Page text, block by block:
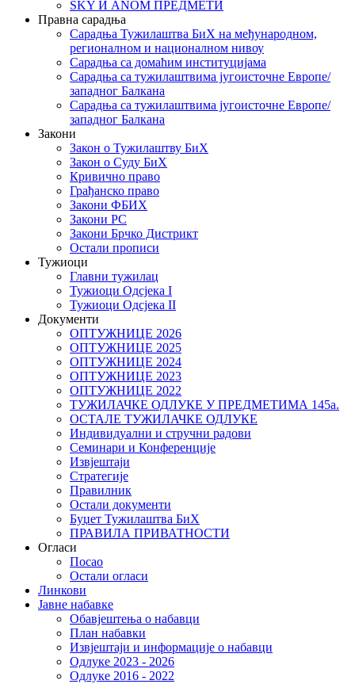
SKY И ANOM ПРЕДМЕТИ
Правна сарадња
Сарадња Тужилаштва БиХ на међународном,
регионалном и националном нивоу
Сарадња са домаћим институцијама
Сарадња са тужилаштвима југоисточне Европе/
западног Балкана
Сарадња са тужилаштвима југоисточне Европе/
западног Балкана
Закони
Закон о Тужилаштву БиХ
Закон о Суду БиХ
Кривично право
Грађанско право
Закони ФБИХ
Закони РС
Закони Брчко Дистрикт
Остали прописи
Тужиоци
Главни тужилац
Тужиоци Oдсјекa I
Тужиоци Oдсјекa II
Документи
ОПТУЖНИЦЕ 2026
ОПТУЖНИЦЕ 2025
ОПТУЖНИЦЕ 2024
ОПТУЖНИЦЕ 2023
ОПТУЖНИЦЕ 2022
ТУЖИЛАЧКЕ ОДЛУКЕ У ПРЕДМЕТИМА 145а.
ОСТАЛЕ ТУЖИЛАЧКЕ ОДЛУКЕ
Индивидуални и стручни радови
Семинари и Конференције
Извјештаји
Стратегије
Правилник
Остали документи
Буџет Тужилаштва БиХ
ПРАВИЛА ПРИВАТНОСТИ
Огласи
Посао
Остали огласи
Линкови
Јавне набавке
Обавјештења о набавци
План набавки
Извјештаји и информације о набавци
Одлуке 2023 - 2026
Одлуке 2016 - 2022